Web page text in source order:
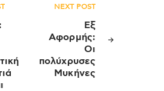
NEXT POST
Εξ
Αφορμής:
Οι
πολύχρυσες
Μυκήνες